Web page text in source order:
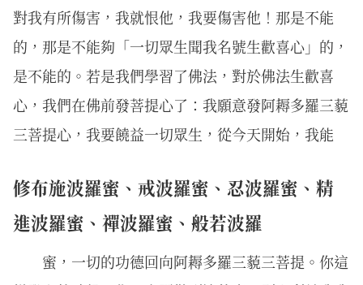
對我有所傷害，我就恨他，我要傷害他！那是不能
的，那是不能夠「一切眾生聞我名號生歡喜心」的，
是不能的。若是我們學習了佛法，對於佛法生歡喜
心，我們在佛前發菩提心了：我願意發阿耨多羅三藐
三菩提心，我要饒益一切眾生，從今天開始，我能
修布施波羅蜜、戒波羅蜜、忍波羅蜜、精
進波羅蜜、禪波羅蜜、般若波羅
蜜，一切的功德回向阿耨多羅三藐三菩提。你這